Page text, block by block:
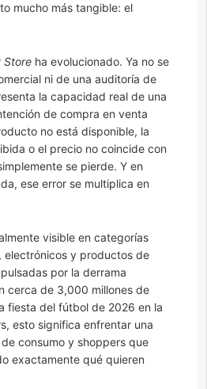
mucho más tangible: el
Store ha evolucionado. Ya no se
ni de una auditoría de
la capacidad real de una
de compra en venta
no está disponible, la
o el precio no coincide con
se pierde. Y en
ese error se multiplica en
visible en categorías
electrónicos y productos de
por la derrama
cerca de 3,000 millones de
fiesta del fútbol de 2026 en la
esto significa enfrentar una
consumo y shoppers que
exactamente qué quieren